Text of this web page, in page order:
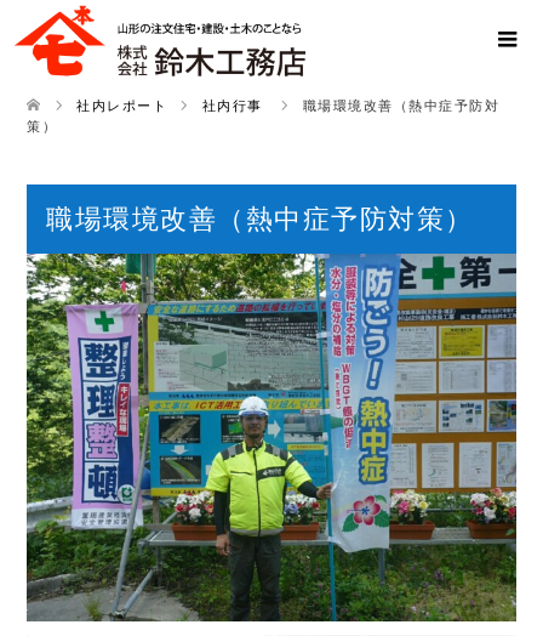
社内レポート 社内行事
職場環境改善（熱中症予防対
策）
職場環境改善（熱中症予防対策）